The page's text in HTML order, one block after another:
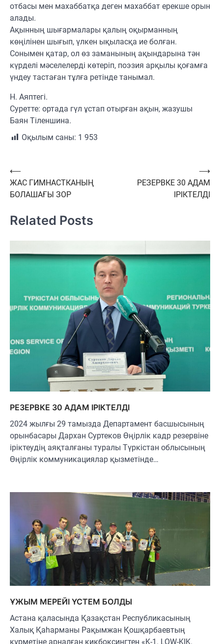
отбасы мен махаббатқа деген махаббат ерекше орын
алады.
Ақынның шығармалары қалың оқырманның
көңілінен шығып, үлкен ықыласқа ие болған.
Сонымен қатар, ол өз заманының ақындарына тән
күрделі мәселелерді көтеріп, поэзия арқылы қоғамға
үндеу тастаған тұлға ретінде танымал.
Н. Аяптегі.
Суретте: ортада гүл ұстап отырған ақын, жазушы
Баян Тіленшина.
Оқылым саны: 1 953
Навигация
по
⟵
ЖАС ГИМНАСТКАНЫҢ
БОЛАШАҒЫ ЗОР
РЕЗЕРВКЕ 30 АДАМ
ІРІКТЕЛДІ
⟶
Related Posts
РЕЗЕРВКЕ 30 АДАМ ІРІКТЕЛДІ
2024 жылғы 29 тамызда Департамент басшысының
орынбасары Дархан Суртеков Өңірлік кадр резервіне
іріктеудің аяқталғаны туралы Түркістан облысының
Өңірлік коммуникациялар қызметінде…
ҰЖЫМ МЕРЕЙІ ҮСТЕМ БОЛДЫ
Астана қаласында Қазақстан Республикасының
Халық Қаһарманы Рақымжан Қошқарбаевтың
құрметіне арналған кикбоксингтен «K-1. LOW-KIK.